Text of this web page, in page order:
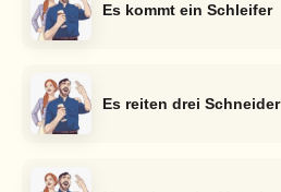
Es kommt ein Schleifer
Es reiten drei Schneider